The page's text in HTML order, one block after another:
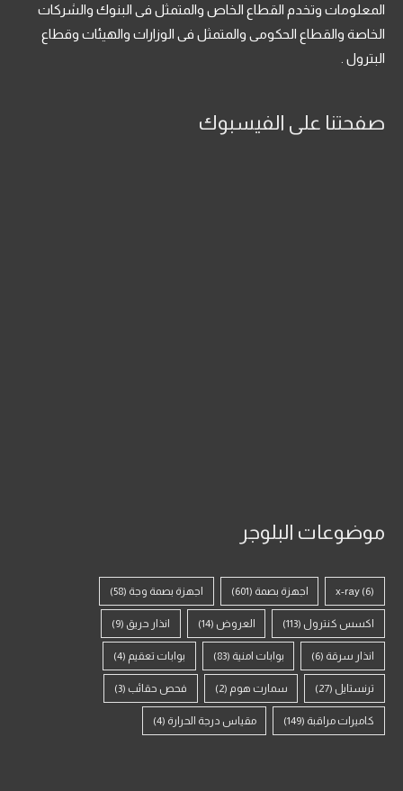
المعلومات وتخدم القطاع الخاص والمتمثل فى البنوك والشركات
الخاصة والقطاع الحكومى والمتمثل فى الوزارات والهيئات وقطاع
البترول .
صفحتنا على الفيسبوك
موضوعات البلوجر
x-ray (6) اجهزة بصمة (601) اجهزة بصمة وجة (58)
اكسس كنترول (113) العروض (14) انذار حريق (9)
انذار سرقة (6) بوابات امنية (83) بوابات تعقيم (4)
ترنستايل (27) سمارت هوم (2) فحص حقائب (3)
كاميرات مراقبة (149) مقياس درجة الحرارة (4)